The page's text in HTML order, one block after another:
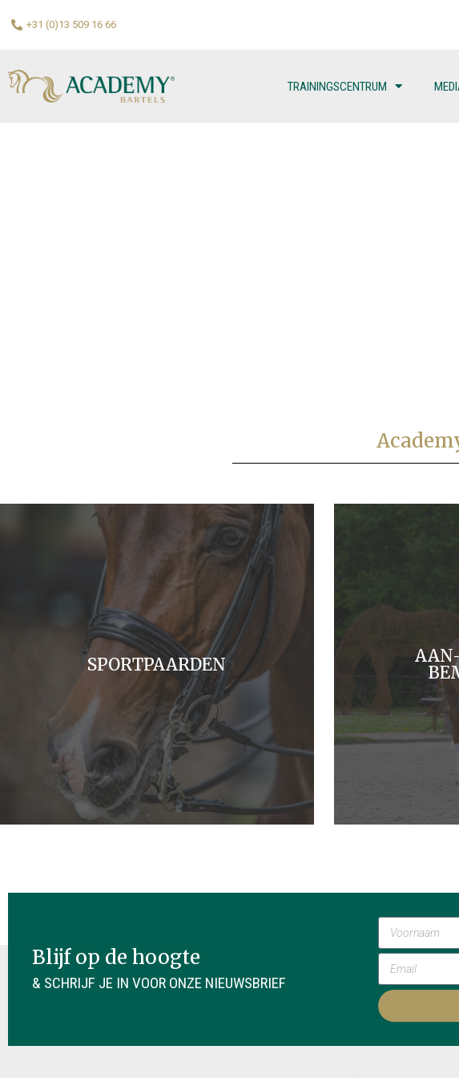
+31 (0)13 509 16 66
TRAININGSCENTRUM
SPORTPAARDEN
MEER INFO
Blijf op de hoogte
& SCHRIJF JE IN VOOR ONZE NIEUWSBRIEF